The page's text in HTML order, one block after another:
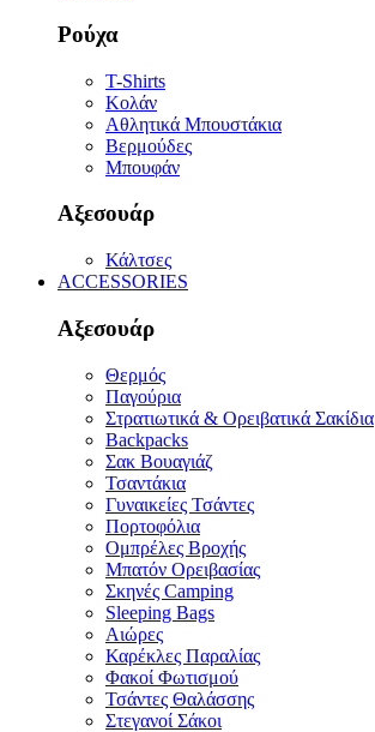
Ρούχα
T-Shirts
Κολάν
Αθλητικά Μπουστάκια
Βερμούδες
Μπουφάν
Αξεσουάρ
Κάλτσες
ACCESSORIES
Αξεσουάρ
Θερμός
Παγούρια
Στρατιωτικά & Ορειβατικά Σακίδια
Backpacks
Σακ Βουαγιάζ
Τσαντάκια
Γυναικείες Τσάντες
Πορτοφόλια
Ομπρέλες Βροχής
Μπατόν Ορειβασίας
Σκηνές Camping
Sleeping Bags
Αιώρες
Καρέκλες Παραλίας
Φακοί Φωτισμού
Τσάντες Θαλάσσης
Στεγανοί Σάκοι